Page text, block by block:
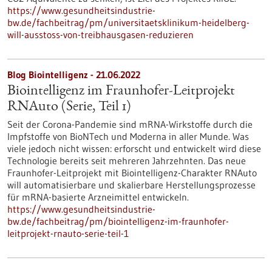
https://www.gesundheitsindustrie-
bw.de/fachbeitrag/pm/universitaetsklinikum-heidelberg-
will-ausstoss-von-treibhausgasen-reduzieren
Blog Biointelligenz - 21.06.2022
Biointelligenz im Fraunhofer-Leitprojekt
RNAuto (Serie, Teil 1)
Seit der Corona-Pandemie sind mRNA-Wirkstoffe durch die
Impfstoffe von BioNTech und Moderna in aller Munde. Was
viele jedoch nicht wissen: erforscht und entwickelt wird diese
Technologie bereits seit mehreren Jahrzehnten. Das neue
Fraunhofer-Leitprojekt mit Biointelligenz-Charakter RNAuto
will automatisierbare und skalierbare Herstellungsprozesse
für mRNA-basierte Arzneimittel entwickeln.
https://www.gesundheitsindustrie-
bw.de/fachbeitrag/pm/biointelligenz-im-fraunhofer-
leitprojekt-rnauto-serie-teil-1